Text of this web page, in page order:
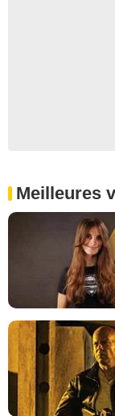
Meilleures